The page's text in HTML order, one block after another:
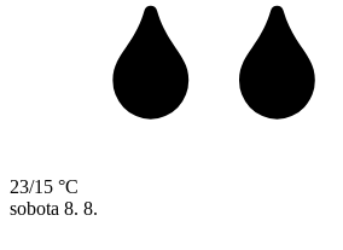
23/15 °C
sobota 8. 8.